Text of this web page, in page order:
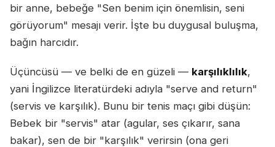
bir anne, bebeğe "Sen benim için önemlisin, seni
görüyorum" mesajı verir. İşte bu duygusal buluşma,
bağın harcıdır.
Üçüncüsü — ve belki de en güzeli — karşılıklılık,
yani İngilizce literatürdeki adıyla "serve and return"
(servis ve karşılık). Bunu bir tenis maçı gibi düşün:
Bebek bir "servis" atar (agular, ses çıkarır, sana
bakar), sen de bir "karşılık" verirsin (ona geri